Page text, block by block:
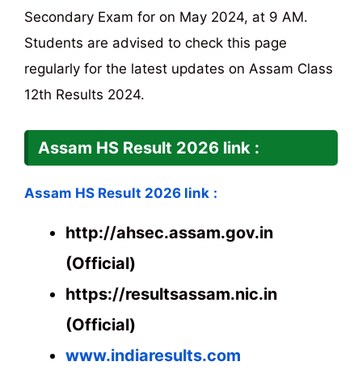
Secondary Exam for on May 2024, at 9 AM.
Students are advised to check this page
regularly for the latest updates on Assam Class
12th Results 2024.
Assam HS Result 2026 link :
Assam HS Result 2026 link :
http://ahsec.assam.gov.in
(Official)
https://resultsassam.nic.in
(Official)
www.indiaresults.com